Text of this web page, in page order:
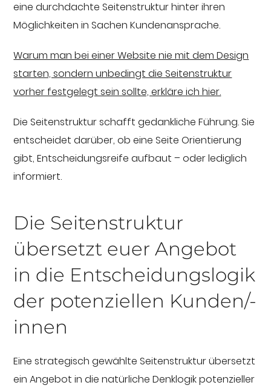
eine durchdachte Seitenstruktur hinter ihren
Möglichkeiten in Sachen Kundenansprache.
Warum man bei einer Website nie mit dem Design
starten, sondern unbedingt die Seitenstruktur
vorher festgelegt sein sollte, erkläre ich hier.
Die Seitenstruktur schafft gedankliche Führung. Sie
entscheidet darüber, ob eine Seite Orientierung
gibt, Entscheidungsreife aufbaut – oder lediglich
informiert.
Die Seitenstruktur
übersetzt euer Angebot
in die Entscheidungslogik
der potenziellen Kunden/-
innen
Eine strategisch gewählte Seitenstruktur übersetzt
ein Angebot in die natürliche Denklogik potenzieller